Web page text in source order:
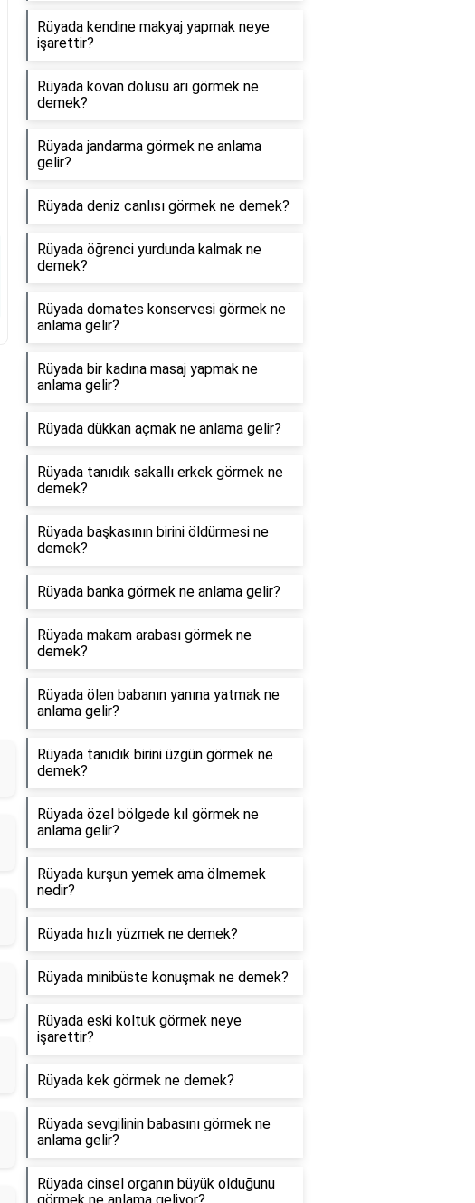
Rüyada kendine makyaj yapmak neye
işarettir?
Rüyada kovan dolusu arı görmek ne
demek?
Rüyada jandarma görmek ne anlama
gelir?
Rüyada deniz canlısı görmek ne demek?
Rüyada öğrenci yurdunda kalmak ne
demek?
Rüyada domates konservesi görmek ne
anlama gelir?
Rüyada bir kadına masaj yapmak ne
anlama gelir?
Rüyada dükkan açmak ne anlama gelir?
Rüyada tanıdık sakallı erkek görmek ne
demek?
Rüyada başkasının birini öldürmesi ne
demek?
Rüyada banka görmek ne anlama gelir?
Rüyada makam arabası görmek ne
demek?
Rüyada ölen babanın yanına yatmak ne
anlama gelir?
Rüyada tanıdık birini üzgün görmek ne
demek?
Rüyada özel bölgede kıl görmek ne
anlama gelir?
Rüyada kurşun yemek ama ölmemek
nedir?
Rüyada hızlı yüzmek ne demek?
Rüyada minibüste konuşmak ne demek?
Rüyada eski koltuk görmek neye
işarettir?
Rüyada kek görmek ne demek?
Rüyada sevgilinin babasını görmek ne
anlama gelir?
Rüyada cinsel organın büyük olduğunu